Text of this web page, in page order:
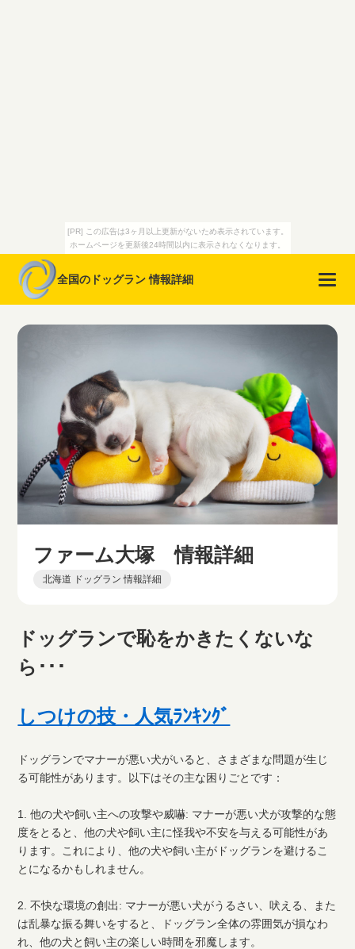
[PR] この広告は3ヶ月以上更新がないため表示されています。
ホームページを更新後24時間以内に表示されなくなります。
全国のドッグラン 情報詳細
ファーム大塚 情報詳細
北海道 ドッグラン 情報詳細
ドッグランで恥をかきたくないな
ら･･･
しつけの技・人気ﾗﾝｷﾝｸﾞ
ドッグランでマナーが悪い犬がいると、さまざまな問題が生じ
る可能性があります。以下はその主な困りごとです：
1. 他の犬や飼い主への攻撃や威嚇: マナーが悪い犬が攻撃的な態
度をとると、他の犬や飼い主に怪我や不安を与える可能性があ
ります。これにより、他の犬や飼い主がドッグランを避けるこ
とになるかもしれません。
2. 不快な環境の創出: マナーが悪い犬がうるさい、吠える、また
は乱暴な振る舞いをすると、ドッグラン全体の雰囲気が損なわ
れ、他の犬と飼い主の楽しい時間を邪魔します。